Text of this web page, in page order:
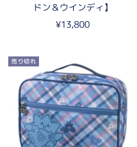
ドン＆ウインディ】
セ
価
格
¥13,800
売り切れ